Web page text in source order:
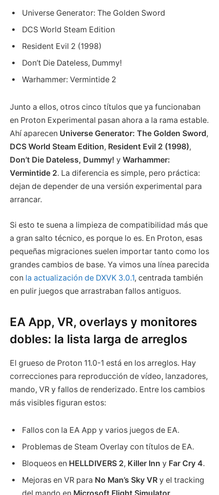
Universe Generator: The Golden Sword
DCS World Steam Edition
Resident Evil 2 (1998)
Don’t Die Dateless, Dummy!
Warhammer: Vermintide 2
Junto a ellos, otros cinco títulos que ya funcionaban
en Proton Experimental pasan ahora a la rama estable.
Ahí aparecen Universe Generator: The Golden Sword,
DCS World Steam Edition, Resident Evil 2 (1998),
Don’t Die Dateless, Dummy! y Warhammer:
Vermintide 2. La diferencia es simple, pero práctica:
dejan de depender de una versión experimental para
arrancar.
Si esto te suena a limpieza de compatibilidad más que
a gran salto técnico, es porque lo es. En Proton, esas
pequeñas migraciones suelen importar tanto como los
grandes cambios de base. Ya vimos una línea parecida
con la actualización de DXVK 3.0.1, centrada también
en pulir juegos que arrastraban fallos antiguos.
EA App, VR, overlays y monitores
dobles: la lista larga de arreglos
El grueso de Proton 11.0-1 está en los arreglos. Hay
correcciones para reproducción de vídeo, lanzadores,
mando, VR y fallos de renderizado. Entre los cambios
más visibles figuran estos:
Fallos con la EA App y varios juegos de EA.
Problemas de Steam Overlay con títulos de EA.
Bloqueos en HELLDIVERS 2, Killer Inn y Far Cry 4.
Mejoras en VR para No Man’s Sky VR y el tracking
del mando en Microsoft Flight Simulator